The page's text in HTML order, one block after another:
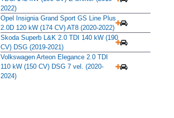
TDCi 142 kW (190 CV) E-Shifter (2019-
2022)
Opel Insignia Grand Sport GS Line Plus
2.0D 120 kW (174 CV) AT8 (2020-2022)
Skoda Superb L&K 2.0 TDI 140 kW (190
CV) DSG (2019-2021)
Volkswagen Arteon Elegance 2.0 TDI
110 kW (150 CV) DSG 7 vel. (2020-